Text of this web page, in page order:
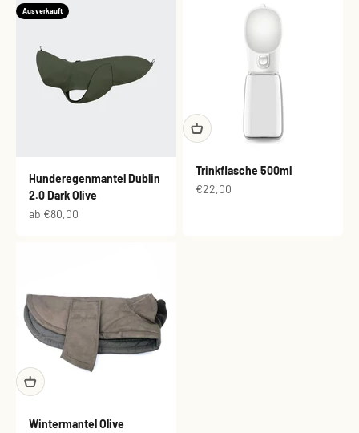
Ausverkauft
Hunderegenmantel Dublin
2.0 Dark Olive
Angebot
ab €80,00
Trinkflasche 500ml
Angebot
€22,00
Wintermantel Olive